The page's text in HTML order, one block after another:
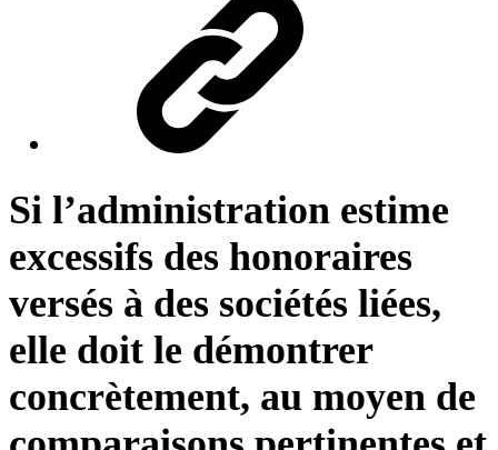
Si l’administration estime
excessifs des honoraires
versés à des sociétés liées,
elle doit le démontrer
concrètement, au moyen de